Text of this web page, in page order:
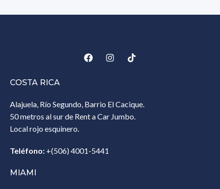
COSTA RICA
Alajuela, Río Segundo, Barrio El Cacique.
50 metros al sur de Rent a Car Jumbo.
Local rojo esquinero.
Teléfono: +(506) 4001-5441
MIAMI